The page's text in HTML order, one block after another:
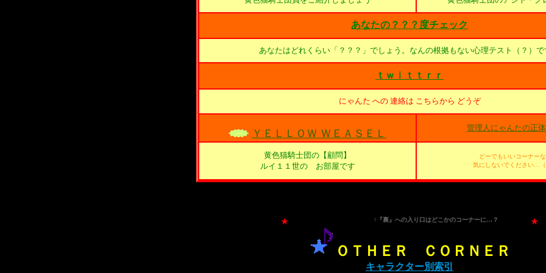
あなたの？？？度チェック
あなたはどれくらい「？？？」でしょう。なんの根拠もない心理テスト（？）で
ｔｗｉｔｔｒｒ
にゃんた への 連絡は こちらから どうぞ
ＹＥＬＬＯＷ ＷＥＡＳＥＬ 管理人にゃんたの正体
黄色猫騎士団の【顧問】
ルイ１１世の お部屋です
どーでもいいコーナー
気にしないでください…（
★ ↑『裏』への入り口はどこかのコーナーに…？ ★
ＯＴＨＥＲ ＣＯＲＮＥＲ
キャラクター別索引